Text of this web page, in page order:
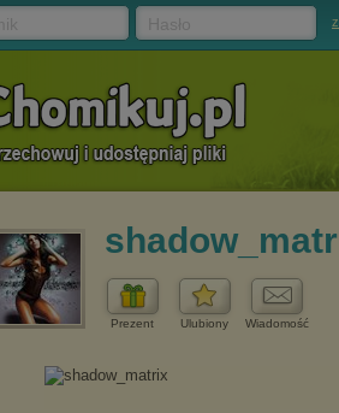
Prezent Ulubiony Wiadomość